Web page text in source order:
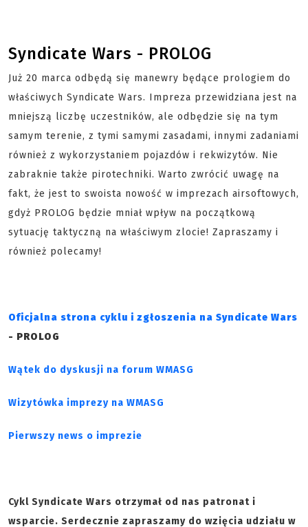
Syndicate Wars - PROLOG
Już 20 marca odbędą się manewry będące prologiem do
właściwych Syndicate Wars. Impreza przewidziana jest na
mniejszą liczbę uczestników, ale odbędzie się na tym
samym terenie, z tymi samymi zasadami, innymi zadaniami
również z wykorzystaniem pojazdów i rekwizytów. Nie
zabraknie także pirotechniki. Warto zwrócić uwagę na
fakt, że jest to swoista nowość w imprezach airsoftowych,
gdyż PROLOG będzie mniał wpływ na początkową
sytuację taktyczną na właściwym zlocie! Zapraszamy i
również polecamy!
Oficjalna strona cyklu i zgłoszenia na Syndicate Wars
- PROLOG
Wątek do dyskusji na forum WMASG
Wizytówka imprezy na WMASG
Pierwszy news o imprezie
Cykl Syndicate Wars otrzymał od nas patronat i
wsparcie. Serdecznie zapraszamy do wzięcia udziału w